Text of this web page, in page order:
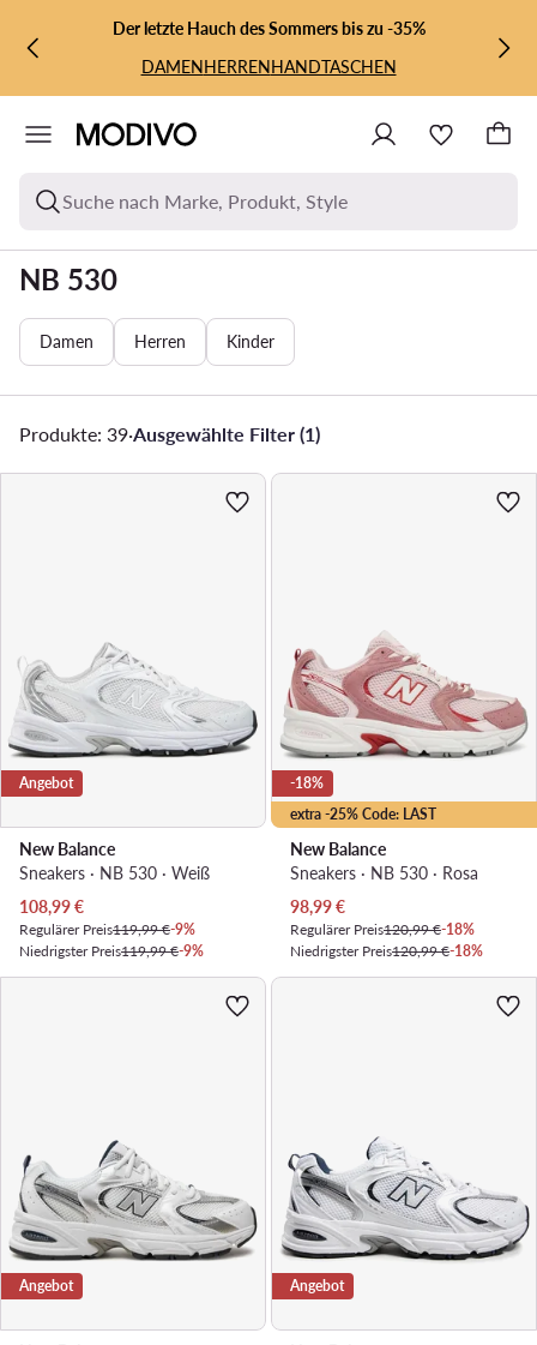
ZUM HAUPTINHALT SPRINGEN
ZUR SUCHEDer letzte Hauch des Sommers bis zu -35%
DAMENHERRENHANDTASCHEN
Suche nach Marke, Produkt, Style
NB 530
Damen Herren Kinder
Produkte: 39·Ausgewählte Filter (1)
Angebot
New Balance
Sneakers · NB 530 · Weiß
Aktueller Preis
108,99€
Regulärer Preis119,99 €-9%
Niedrigster Preis119,99 €-9%
extra -25% Code: LAST
-18%
New Balance
Sneakers · NB 530 · Rosa
Aktueller Preis
98,99€
Regulärer Preis120,99 €-18%
Niedrigster Preis120,99 €-18%
Angebot Angebot